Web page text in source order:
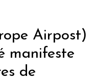
Airpost)
manifeste
de